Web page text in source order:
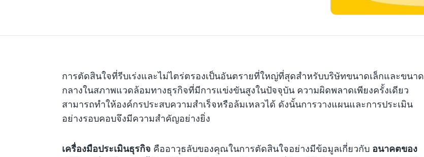
การตัดสินใจที่รีบเร่งและไม่ไตร่ตรองเป็นอันตรายที่ใหญ่ที่สุดสำหรับบริษัทขนาดเล็กและขนาด
กลางในสภาพแวดล้อมทางธุรกิจที่มีการแข่งขันสูงในปัจจุบัน ความผิดพลาดเพียงครั้งเดียว
สามารถทำให้องค์กรประสบความสำเร็จหรือล้มเหลวได้ ดังนั้นการวางแผนและการประเมิน
อย่างรอบคอบจึงมีความสำคัญอย่างยิ่ง
เครื่องมือประเมินธุรกิจ คืออาวุธลับของคุณในการตัดสินใจอย่างมีข้อมูลเกี่ยวกับ อนาคตของ